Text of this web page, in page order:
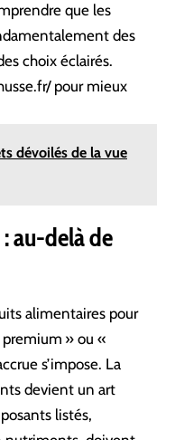
que les
des
choix éclairés.
pour mieux
dévoilés de la vue
au-delà de
alimentaires pour
» ou «
s’impose. La
devient un art
listés,